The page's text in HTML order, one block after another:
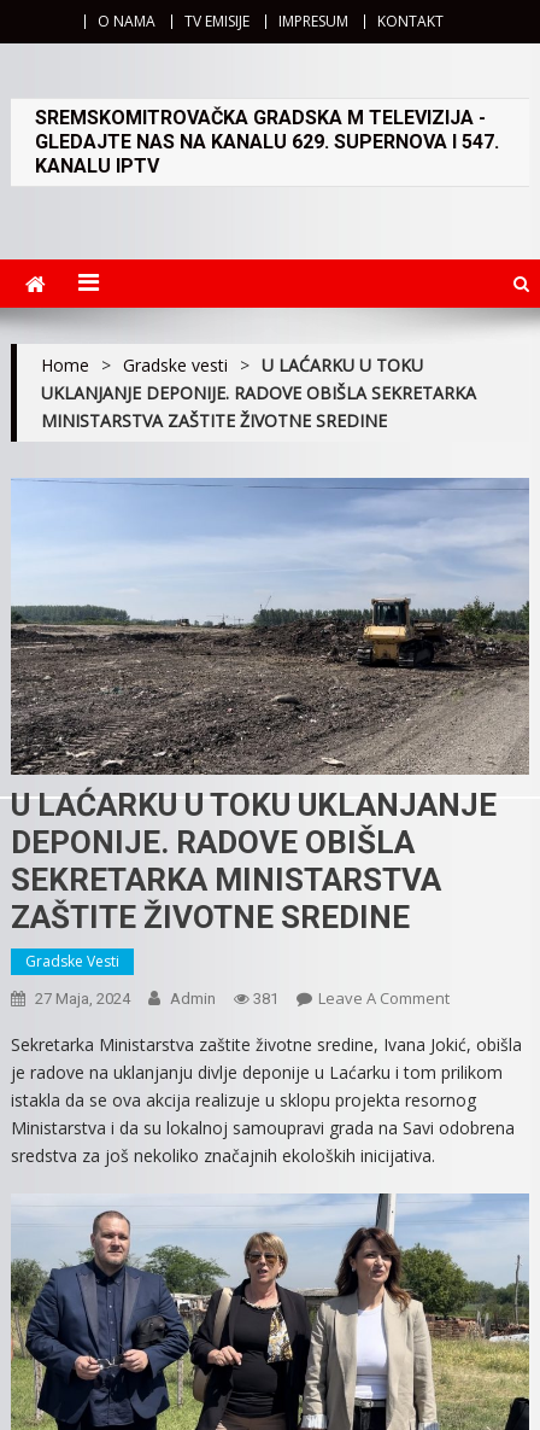
O NAMA TV EMISIJE IMPRESUM KONTAKT
SREMSKOMITROVAČKA GRADSKA M TELEVIZIJA -
GLEDAJTE NAS NA KANALU 629. SUPERNOVA I 547.
KANALU IPTV
Home > Gradske vesti > U LAĆARKU U TOKU
UKLANJANJE DEPONIJE. RADOVE OBIŠLA SEKRETARKA
MINISTARSTVA ZAŠTITE ŽIVOTNE SREDINE
U LAĆARKU U TOKU UKLANJANJE
DEPONIJE. RADOVE OBIŠLA
SEKRETARKA MINISTARSTVA
ZAŠTITE ŽIVOTNE SREDINE
Gradske Vesti
27 Maja, 2024 Admin 381 Leave A CommentOn
LAĆARKU
U
TOKU
UKLANJANJE
OBIŠLA
SEKRETARKA
ZAŠTITE
ŽIVOTNE
SREDINE
Sekretarka Ministarstva zaštite životne sredine, Ivana Jokić, obišla
je radove na uklanjanju divlje deponije u Laćarku i tom prilikom
istakla da se ova akcija realizuje u sklopu projekta resornog
Ministarstva i da su lokalnoj samoupravi grada na Savi odobrena
sredstva za još nekoliko značajnih ekoloških inicijativa.